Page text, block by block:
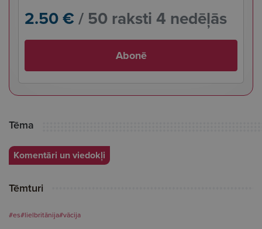
2.50 €/ 50 raksti 4 nedēļās
Abonē
Tēma
Komentāri un viedokļi
Tēmturi
#es#lielbritānija#vācija